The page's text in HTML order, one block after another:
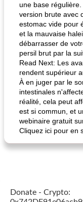
une base
version brute avec
estomac vide pour
et la mauvaise
débarrasser de
persil brut par la
Read Next: Les
rendent supérieur
À en juger par le
intestinales
réalité, cela peut
est si commun, et
webinaire gratuit
Cliquez ici pour en
Donate - Crypto: